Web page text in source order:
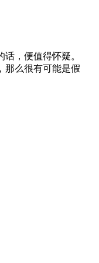
，便值得怀疑。
那么很有可能是假